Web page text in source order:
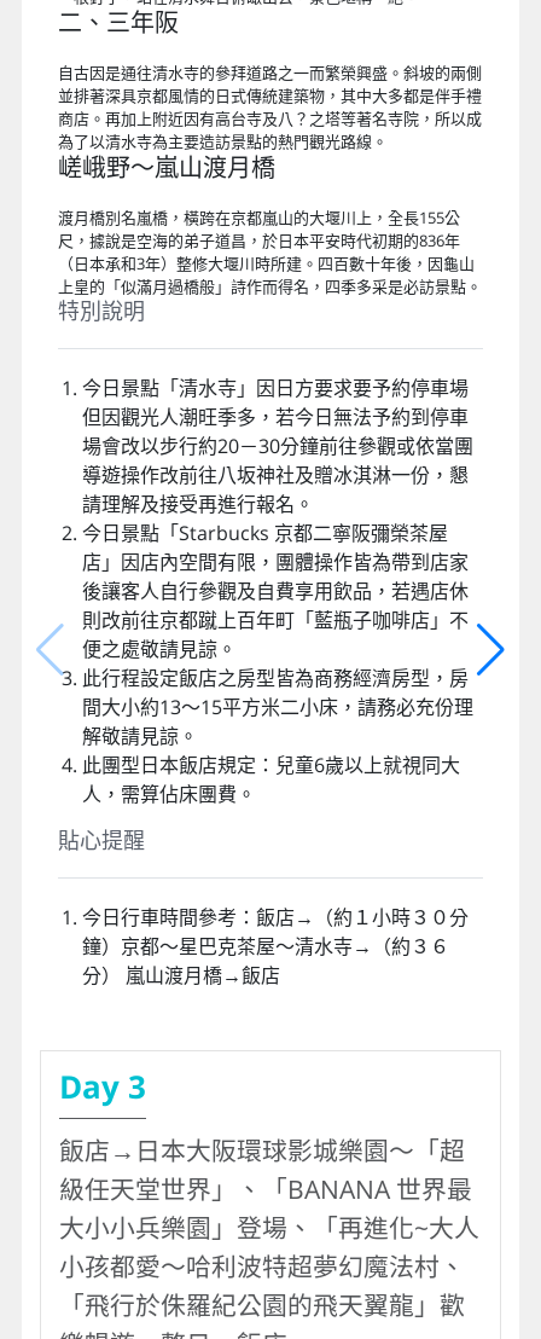
難波麗塔 Rita Hotel Namba 或 大阪廣場飯店 HOTEL PLAZA
OSAKA 或同等級
全球唯一！榻榻米墊上喝星巴克
於2017年6月底才正式開幕，全球僅此一間，能夠體驗坐在榻
榻米上享用咖啡的新鮮與衝突感，感受一下古色古香的京都二
東西風格，兼容並蓄日本的文化精髓。
清水寺～清水舞台
木造的千年古寺，曾列日本十大名水之首的泉水「音羽瀧」，
據說飲其水可治百病，名延命水；最著名的國寶「清水舞台」
建造在斷崖之上，由139根立柱支撐架構而成，沒有動用任何
二、三年阪
自古因是通往清水寺的參拜道路之一而繁榮興盛。斜坡的兩側
並排著深具京都風情的日式傳統建築物，其中大多都是伴手禮
商店。再加上附近因有高台寺及八？之塔等著名寺院，所以成
為了以清水寺為主要造訪景點的熱門觀光路線。
嵯峨野～嵐山渡月橋
渡月橋別名嵐橋，橫跨在京都嵐山的大堰川上，全長155公
尺，據說是空海的弟子道昌，於日本平安時代初期的836年
（日本承和3年）整修大堰川時所建。四百數十年後，因龜山
上皇的「似滿月過橋般」詩作而得名，四季多采是必訪景點。
特別說明
今日景點「清水寺」因日方要求要予約停車場
但因觀光人潮旺季多，若今日無法予約到停車
導遊操作改前往八坂神社及贈冰淇淋一份，懇
請理解及接受再進行報名。
今日景點「Starbucks 京都二寧阪彌榮茶屋
店」因店內空間有限，團體操作皆為帶到店家
後讓客人自行參觀及自費享用飲品，若遇店休
則改前往京都蹴上百年町「藍瓶子咖啡店」不
此行程設定飯店之房型皆為商務經濟房型，房
間大小約13～15平方米二小床，請務必充份理
解敬請見諒。
此團型日本飯店規定：兒童6歲以上就視同大
人，需算佔床團費。
貼心提醒
今日行車時間參考：飯店→（約１小時３０分
鐘）京都～星巴克茶屋～清水寺→（約３６